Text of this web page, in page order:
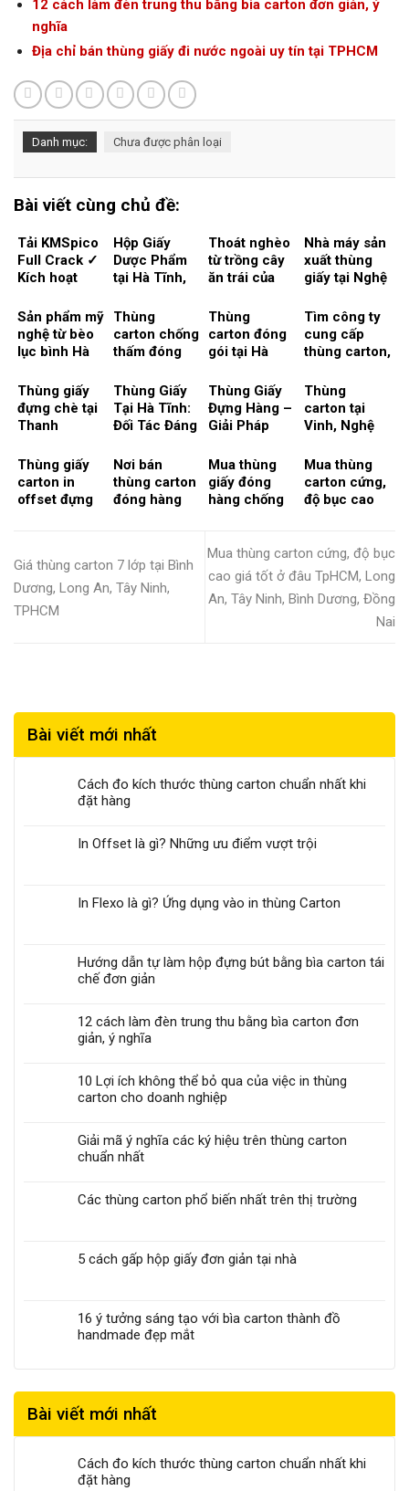
12 cách làm đèn trung thu bằng bìa carton đơn giản, ý
nghĩa
Địa chỉ bán thùng giấy đi nước ngoài uy tín tại TPHCM
Danh mục: Chưa được phân loại
Bài viết cùng chủ đề:
Tải KMSpico
Full Crack ✓
Kích hoạt
Office 2024
Hộp Giấy
Dược Phẩm
tại Hà Tĩnh,
Giải Pháp
Thiết Kế Tiếp
Cận Thị
Thoát nghèo
từ trồng cây
ăn trái của
Tĩnh – Tạo
thương hiệu
từ hộp giấy
carton
Nhà máy sản
xuất thùng
giấy tại Nghệ
– Động lực
thúc đẩy
ngành công
nghiệp xuất
khẩu
Sản phẩm mỹ
nghệ từ bèo
lục bình Hà
triển, giải
pháp nào để
đóng gói
giấy carton
Thùng
carton chống
thấm đóng
Sự nổi lên
của Nghệ An,
Hà Tĩnh
trong ngành
thuỷ sản
Thùng
carton đóng
gói tại Hà
hướng quảng
bá sản phẩm
Tìm công ty
cung cấp
thùng carton,
Nghệ An, Hà
Tĩnh
Thùng giấy
đựng chè tại
Thanh
Nghệ An
Thùng Giấy
Tại Hà Tĩnh:
Đối Tác Đáng
Đựng Kẹo Cu
Đơ, Cam Và
Các Sản
Phẩm Thủ
Mặc…
Thùng Giấy
Đựng Hàng –
Giải Pháp
Tín tại Nghệ
An, Hà Tĩnh
và Quảng
Bình
Thùng
carton tại
Vinh, Nghệ
vùng lân cận
Hà Tĩnh,
Quảng Bình…
Thùng giấy
carton in
offset đựng
Nơi bán
thùng carton
đóng hàng
Nai, Bình
Dương, Long
Mua thùng
giấy đóng
hàng chống
tại Tp.HCM,
Đồng Nai,
Bình Dương,
…?
Mua thùng
carton cứng,
độ bục cao
Long An, Tây
Ninh, Bình
Dương, Đồng
Nai
Giá thùng carton 7 lớp tại Bình
Dương, Long An, Tây Ninh,
TPHCM
Mua thùng carton cứng, độ bục
cao giá tốt ở đâu TpHCM, Long
An, Tây Ninh, Bình Dương, Đồng
Nai
Bài viết mới nhất
Cách đo kích thước thùng carton chuẩn nhất khi
đặt hàng
In Offset là gì? Những ưu điểm vượt trội
In Flexo là gì? Ứng dụng vào in thùng Carton
Hướng dẫn tự làm hộp đựng bút bằng bìa carton tái
chế đơn giản
12 cách làm đèn trung thu bằng bìa carton đơn
giản, ý nghĩa
10 Lợi ích không thể bỏ qua của việc in thùng
carton cho doanh nghiệp
Giải mã ý nghĩa các ký hiệu trên thùng carton
chuẩn nhất
Các thùng carton phổ biến nhất trên thị trường
5 cách gấp hộp giấy đơn giản tại nhà
16 ý tưởng sáng tạo với bìa carton thành đồ
handmade đẹp mắt
Bài viết mới nhất
Cách đo kích thước thùng carton chuẩn nhất khi
đặt hàng